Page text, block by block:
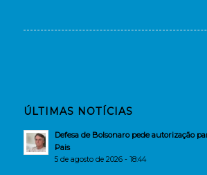
ÚLTIMAS NOTÍCIAS
Defesa de Bolsonaro pede autorização
Pais
5 de agosto de 2026 - 18:44